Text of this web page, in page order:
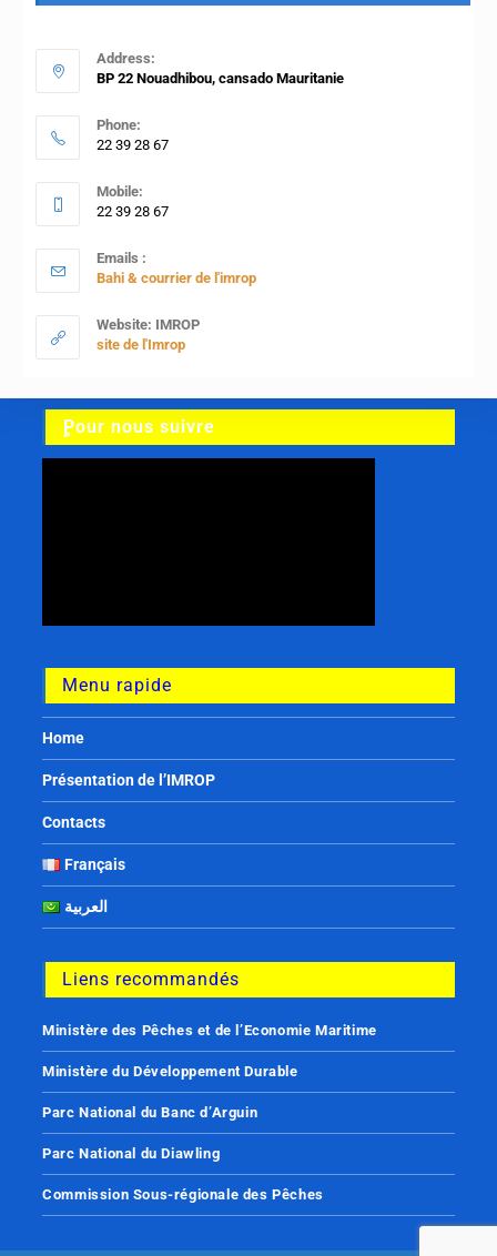
Address:
BP 22 Nouadhibou, cansado Mauritanie
Phone:
22 39 28 67
Mobile:
22 39 28 67
Emails :
Bahi & courrier de l'imrop
Website: IMROP
site de l'Imrop
ٍPour nous suivre
Menu rapide
Home
Présentation de l’IMROP
Contacts
Français
العربية
Liens recommandés
Ministère des Pêches et de l’Economie Maritime
Ministère du Développement Durable
Parc National du Banc d’Arguin
Parc National du Diawling
Commission Sous-régionale des Pêches